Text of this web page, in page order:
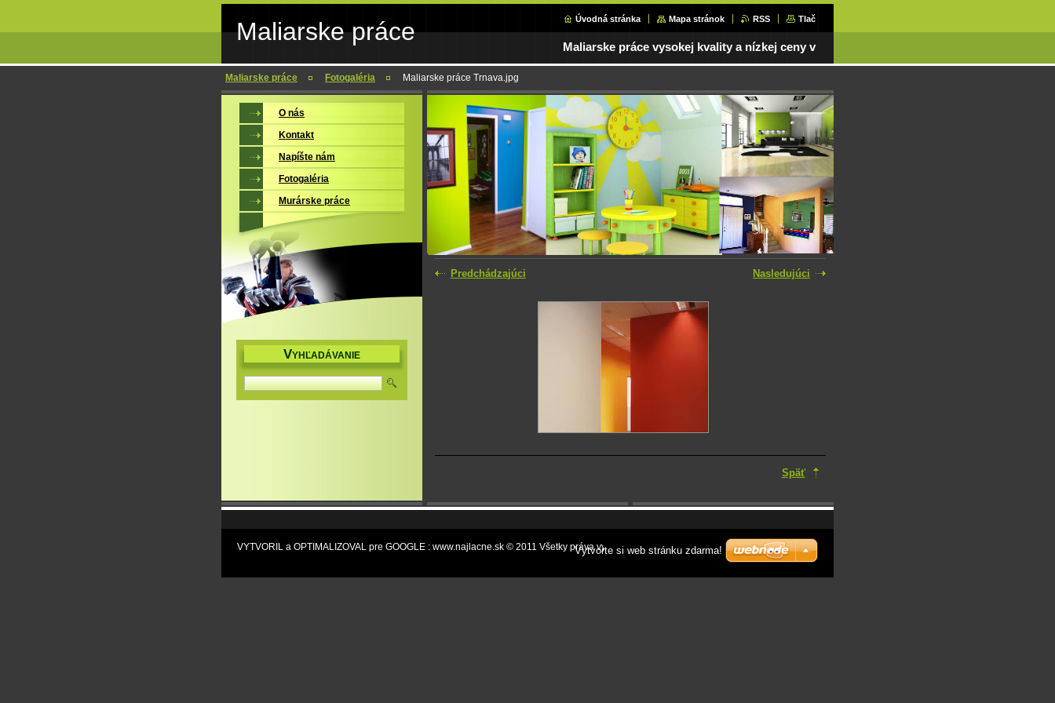
Maliarske práce Úvodná stránka Mapa stránok RSS Tlač
Maliarske práce vysokej kvality a nízkej ceny v Bratislave aj okolí + na celom Slovensku
Maliarske práce Fotogaléria Maliarske práce Trnava.jpg
Predchádzajúci Nasledujúci
Späť
O nás
Kontakt
Napíšte nám
Fotogaléria
Murárske práce
VYHĽADÁVANIE
VYTVORIL a OPTIMALIZOVAL pre GOOGLE : www.najlacne.sk © 2011 Všetky práva vyhradené.Vytvorte si web stránku zdarma!